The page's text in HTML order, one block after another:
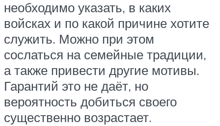
необходимо указать, в каких
войсках и по какой причине хотите
служить. Можно при этом
сослаться на семейные традиции,
а также привести другие мотивы.
Гарантий это не даёт, но
вероятность добиться своего
существенно возрастает.